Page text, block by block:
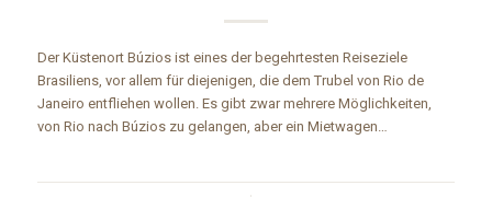
Der Küstenort Búzios ist eines der begehrtesten Reiseziele
Brasiliens, vor allem für diejenigen, die dem Trubel von Rio de
Janeiro entfliehen wollen. Es gibt zwar mehrere Möglichkeiten,
von Rio nach Búzios zu gelangen, aber ein Mietwagen…